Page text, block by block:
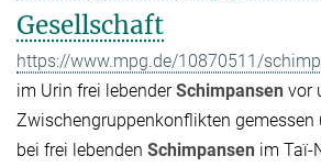
Gesellschaft
https://www.mpg.de/10870511/
im Urin frei lebenderSchimpansen vor
Zwischengruppenkonflikten
bei frei lebenden Schimpansen im Taï-